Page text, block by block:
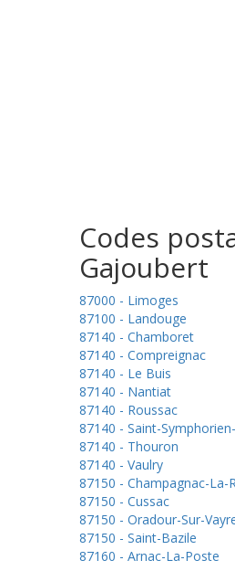
Codes
Gajoubert
87000 - Limoges
87100 - Landouge
87140 - Chamboret
87140 - Compreignac
87140 - Le Buis
87140 - Nantiat
87140 - Roussac
87140 - Saint-
87140 - Thouron
87140 - Vaulry
87150 - Champagnac-La-
87150 - Cussac
87150 - Oradour-Sur-
87150 - Saint-Bazile
87160 - Arnac-La-Poste